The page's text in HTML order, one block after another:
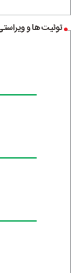
توئیت ها و